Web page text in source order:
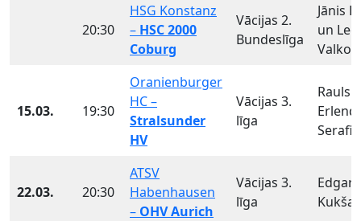
20:30
HSG Konstanz
– HSC 2000
Coburg
Vācijas 2.
Bundeslīga
Jānis
un
15.03. 19:30
Oranienburger
HC –
Stralsunder
HV
Vācijas 3.
līga
Rauls
22.03. 20:30
ATSV
Habenhausen
– OHV Aurich
Vācijas 3.
līga
Edgars
Kukša